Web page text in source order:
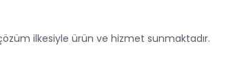
ilkesiyle ürün ve hizmet sunmaktadır.